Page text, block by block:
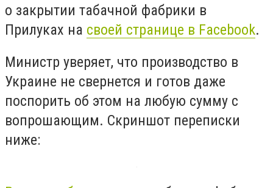
о закрытии табачной фабрики в
Прилуках на своей странице в Facebook.
Министр уверяет, что производство в
Украине не свернется и готов даже
поспорить об этом на любую сумму с
вопрошающим. Скриншот переписки
ниже: